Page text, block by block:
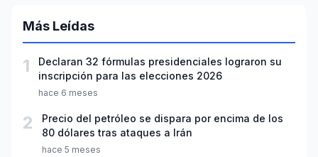
Más Leídas
1
Declaran 32 fórmulas presidenciales lograron su
inscripción para las elecciones 2026
hace 6 meses
2
Precio del petróleo se dispara por encima de los
80 dólares tras ataques a Irán
hace 5 meses